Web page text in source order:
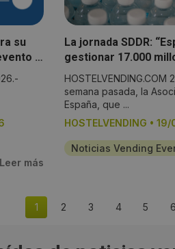
su
a
más
La jornada SDDR:
gestionar 17.000
de envases de
uso de PET y
semana pasada, la
España, que ...
HOSTELVENDING • 19/
Noticias Vending
1 2 3 4 5 6